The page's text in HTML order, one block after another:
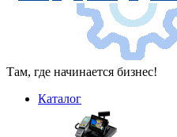
Там, где начинается бизнес!
Каталог